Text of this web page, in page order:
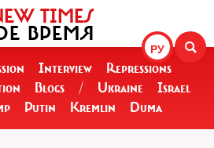
РУ
TIMES
ВРЕМЯ
Interview
Repressions
Blogs / Ukraine
Israel
Putin Kremlin Duma